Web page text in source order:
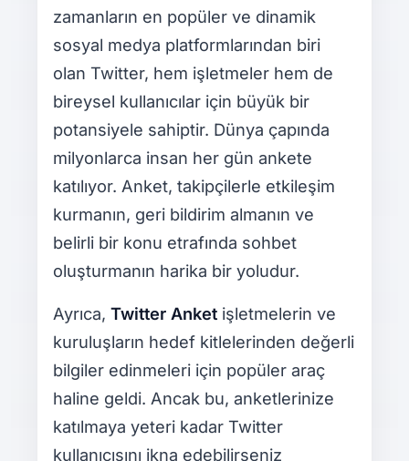
zamanların en popüler ve dinamik
sosyal medya platformlarından biri
olan Twitter, hem işletmeler hem de
bireysel kullanıcılar için büyük bir
potansiyele sahiptir. Dünya çapında
milyonlarca insan her gün ankete
katılıyor. Anket, takipçilerle etkileşim
kurmanın, geri bildirim almanın ve
belirli bir konu etrafında sohbet
oluşturmanın harika bir yoludur.
Ayrıca, Twitter Anketişletmelerin ve
kuruluşların hedef kitlelerinden değerli
bilgiler edinmeleri için popüler araç
haline geldi. Ancak bu, anketlerinize
katılmaya yeteri kadar Twitter
kullanıcısını ikna edebilirseniz